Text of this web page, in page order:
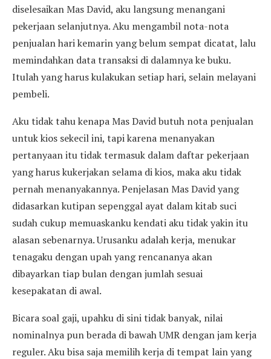
diselesaikan Mas David, aku langsung menangani
pekerjaan selanjutnya. Aku mengambil nota-nota
penjualan hari kemarin yang belum sempat dicatat, lalu
memindahkan data transaksi di dalamnya ke buku.
Itulah yang harus kulakukan setiap hari, selain melayani
pembeli.
Aku tidak tahu kenapa Mas David butuh nota penjualan
untuk kios sekecil ini, tapi karena menanyakan
pertanyaan itu tidak termasuk dalam daftar pekerjaan
yang harus kukerjakan selama di kios, maka aku tidak
pernah menanyakannya. Penjelasan Mas David yang
didasarkan kutipan sepenggal ayat dalam kitab suci
sudah cukup memuaskanku kendati aku tidak yakin itu
alasan sebenarnya. Urusanku adalah kerja, menukar
tenagaku dengan upah yang rencananya akan
dibayarkan tiap bulan dengan jumlah sesuai
kesepakatan di awal.
Bicara soal gaji, upahku di sini tidak banyak, nilai
nominalnya pun berada di bawah UMR dengan jam kerja
reguler. Aku bisa saja memilih kerja di tempat lain yang